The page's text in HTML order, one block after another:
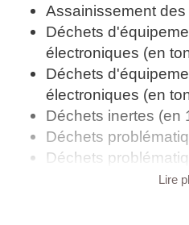
Assainissement
Déchets
électroniques (en
Déchets
électroniques (en
Déchets inertes (en
Déchets
Déchets
Lire